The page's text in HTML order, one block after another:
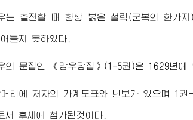
는 출전할 때 항상 붉은 철릭(군복의 한가지
들지 못하였다.
의 문집인 《망우당집》(1-5권)은 1629년에
리에 저자의 가계도표와 년보가 있으며 1
서 후세에 첨가된것이다.